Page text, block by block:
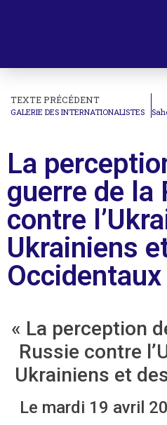
TEXTE PRÉCÉDENT
GALERIE DES INTERNATIONALISTES
La
guerre de la
contre
Ukrainiens
Occidentaux
« La perception
Russie contre
Ukrainiens et
Le mardi 19 avril